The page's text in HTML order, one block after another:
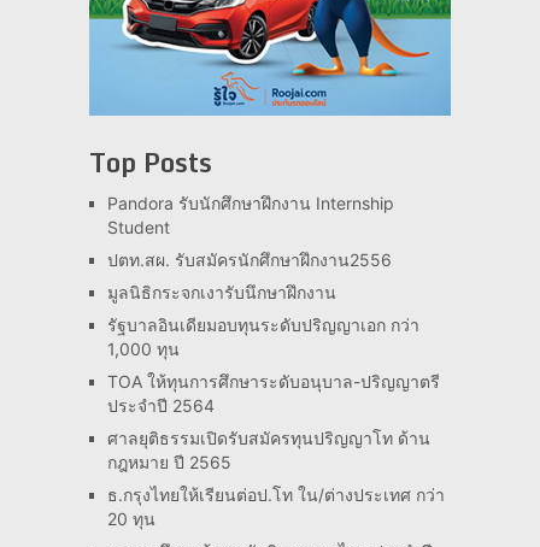
Top Posts
Pandora รับนักศึกษาฝึกงาน Internship
Student
ปตท.สผ. รับสมัครนักศึกษาฝึกงาน2556
มูลนิธิกระจกเงารับนึกษาฝึกงาน
รัฐบาลอินเดียมอบทุนระดับปริญญาเอก กว่า
1,000 ทุน
TOA ให้ทุนการศึกษาระดับอนุบาล-ปริญญาตรี
ประจำปี 2564
ศาลยุติธรรมเปิดรับสมัครทุนปริญญาโท ด้าน
กฎหมาย ปี 2565
ธ.กรุงไทยให้เรียนต่อป.โท ใน/ต่างประเทศ กว่า
20 ทุน